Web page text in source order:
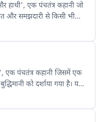
एक पंचतंत्र कहानी जो
और समझदारी से किसी भी
सकता है। यह कहानी हमें यह
और ढीला व्यवहार कभी भी
एक पंचतंत्र कहानी जिसमें एक
को दर्शाया गया है। यह
छोटी समझदारी भी बड़ी
है।